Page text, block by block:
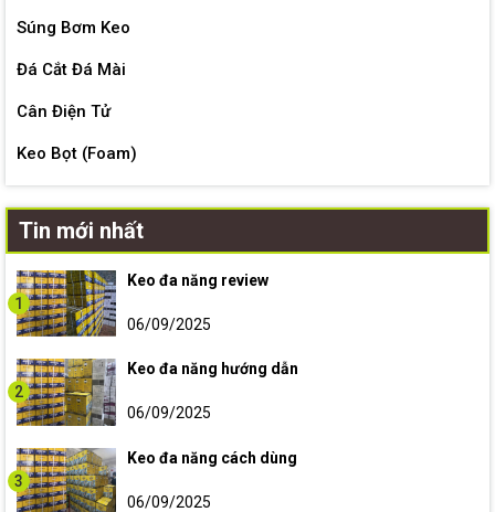
Súng Bơm Keo
Đá Cắt Đá Mài
Cân Điện Tử
Keo Bọt (Foam)
Tin mới nhất
1
Keo đa năng review
06/09/2025
2
Keo đa năng hướng dẫn
06/09/2025
3
Keo đa năng cách dùng
06/09/2025